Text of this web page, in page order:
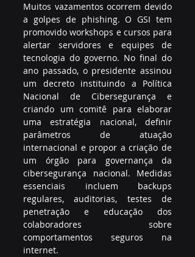
Muitos vazamentos ocorrem devido
a golpes de phishing. O GSI tem
promovido workshops e cursos para
alertar servidores e equipes de
tecnologia do governo. No final do
ano passado, o presidente assinou
um decreto instituindo a Política
Nacional de Cibersegurança e
criando um comitê para elaborar
uma estratégia nacional, definir
parâmetros de atuação
internacional e propor a criação de
um órgão para governança da
cibersegurança nacional. Medidas
essenciais incluem backups
regulares, auditorias, testes de
penetração e educação dos
colaboradores sobre
comportamentos seguros na
internet.